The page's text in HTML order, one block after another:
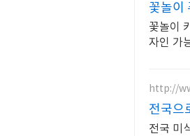
꽃놀이
꽃놀이
자인 가
http://
전국으
전국 미